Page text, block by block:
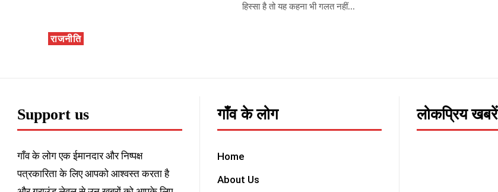
राजनीति
हिस्सा है तो यह कहना भी गलत नहीं...
Support us
गाँव के लोग एक ईमानदार और निष्पक्ष
पत्रकारिता के लिए आपको आश्वस्त करता है
गाँव के लोग
Home
About Us
लोकप्रिय खबरें